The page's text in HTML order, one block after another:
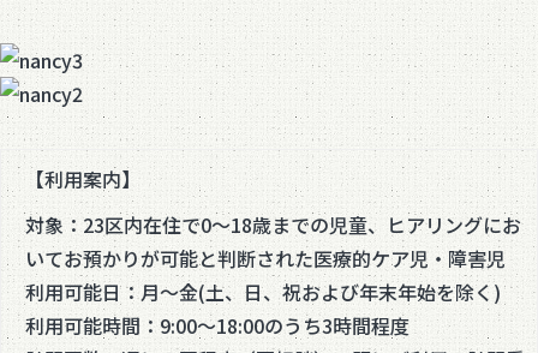
【利用案内】
対象：23区内在住で0～18歳までの児童、ヒアリングにお
いてお預かりが可能と判断された医療的ケア児・障害児
利用可能日：月～金(土、日、祝および年末年始を除く)
利用可能時間：9:00～18:00のうち3時間程度